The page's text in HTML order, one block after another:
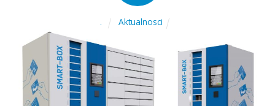
. Aktualnosci